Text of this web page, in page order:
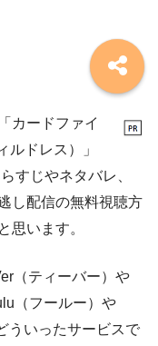
カードファイ
ルドレス）」
すじやネタバレ、
し配信の無料視聴方
思います。
（ティーバー）や
（フールー）や
ういったサービスで